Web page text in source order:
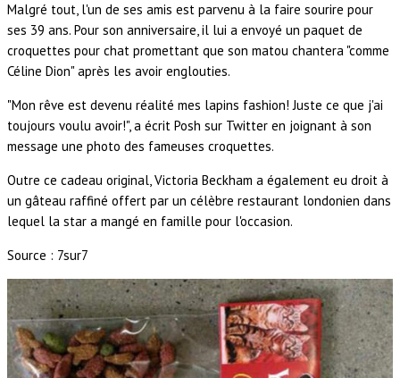
Malgré tout, l'un de ses amis est parvenu à la faire sourire pour
ses 39 ans. Pour son anniversaire, il lui a envoyé un paquet de
croquettes pour chat promettant que son matou chantera "comme
Céline Dion" après les avoir englouties.
"Mon rêve est devenu réalité mes lapins fashion! Juste ce que j'ai
toujours voulu avoir!", a écrit Posh sur Twitter en joignant à son
message une photo des fameuses croquettes.
Outre ce cadeau original, Victoria Beckham a également eu droit à
un gâteau raffiné offert par un célèbre restaurant londonien dans
lequel la star a mangé en famille pour l'occasion.
Source : 7sur7